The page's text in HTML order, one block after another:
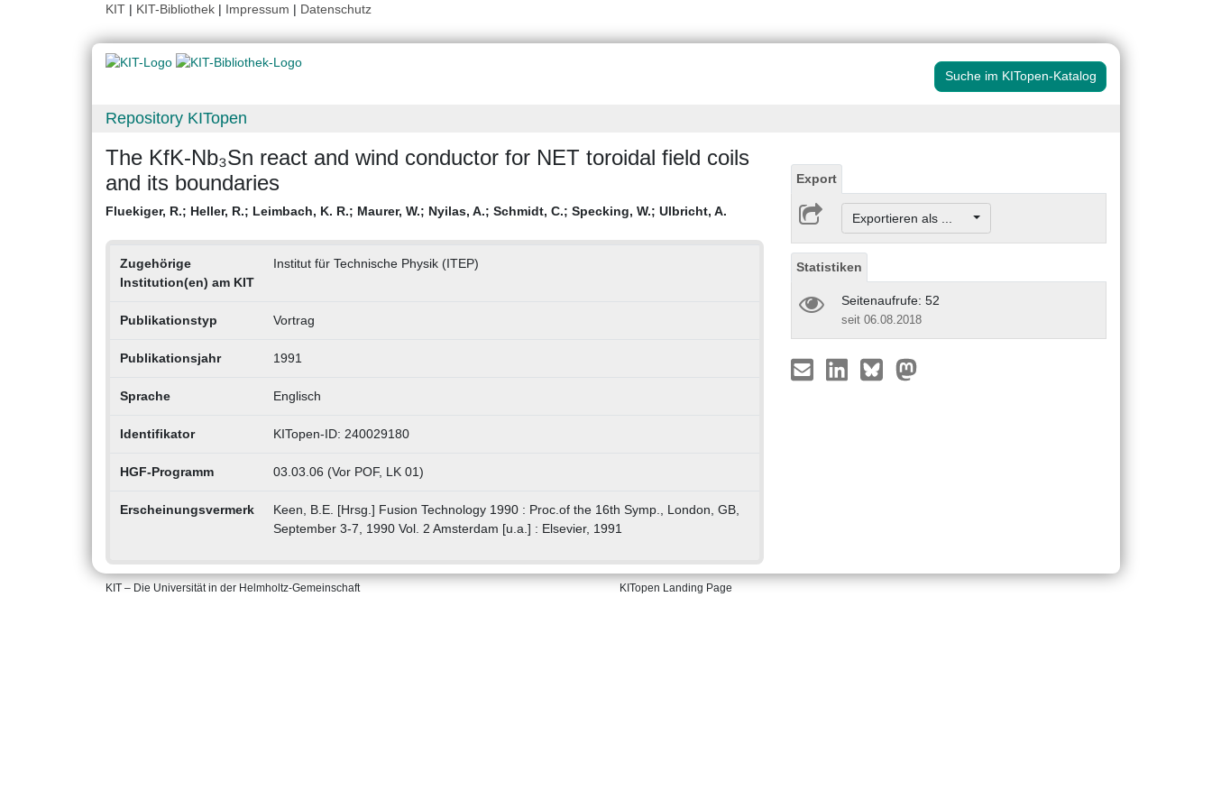
KIT | KIT-Bibliothek | Impressum | Datenschutz
Suche im KITopen-Katalog
Repository KITopen
The KfK-Nb₃Sn react and wind conductor for NET toroidal field coils
and its boundaries
Fluekiger, R.; Heller, R.; Leimbach, K. R.; Maurer, W.; Nyilas, A.; Schmidt, C.; Specking, W.; Ulbricht, A.
Zugehörige
Institution(en) am KIT
Institut für Technische Physik (ITEP)
Publikationstyp Vortrag
Publikationsjahr 1991
Sprache Englisch
Identifikator KITopen-ID: 240029180
HGF-Programm 03.03.06 (Vor POF, LK 01)
Erscheinungsvermerk
Keen, B.E. [Hrsg.] Fusion Technology 1990 : Proc.of the 16th Symp., London, GB,
September 3-7, 1990 Vol. 2 Amsterdam [u.a.] : Elsevier, 1991
Export
Exportieren als ...
Statistiken
Seitenaufrufe: 52
seit 06.08.2018
KIT – Die Universität in der Helmholtz-Gemeinschaft KITopen Landing Page